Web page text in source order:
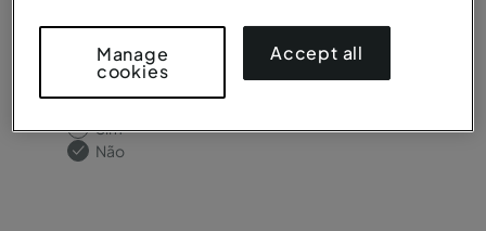
Precisa de catering?
Sim
Não
Manage
cookies
Accept all